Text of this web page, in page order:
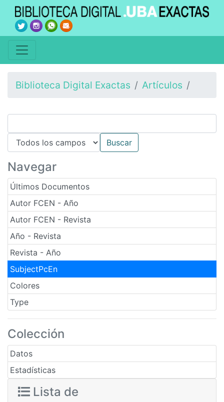
Biblioteca Digital Exactas Artículos
Navegar
Últimos Documentos
Autor FCEN - Año
Autor FCEN - Revista
Año - Revista
Revista - Año
SubjectPcEn
Colores
Type
Colección
Datos
Estadísticas
Lista de